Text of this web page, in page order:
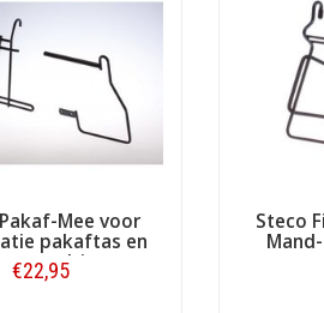
komt tot uiting in bijgaande
In bijvoorbeeld zwart,
van de gewenste
Mee voor
pakaftas en
€22,95
Steco